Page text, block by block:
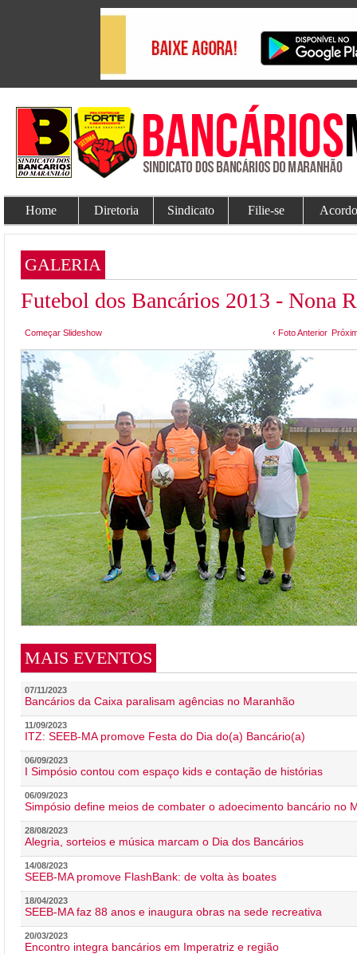
Home Diretoria Sindicato Filie-se
GALERIA
Futebol dos Bancários 2013 - Nona
Começar Slideshow ‹ Foto Anterior
MAIS EVENTOS
07/11/2023
Bancários da Caixa paralisam agências no Maranhão
11/09/2023
ITZ: SEEB-MA promove Festa do Dia do(a) Bancário(a)
06/09/2023
I Simpósio contou com espaço kids e contação de histórias
06/09/2023
Simpósio define meios de combater o adoecimento bancário no
28/08/2023
Alegria, sorteios e música marcam o Dia dos Bancários
14/08/2023
SEEB-MA promove FlashBank: de volta às boates
18/04/2023
SEEB-MA faz 88 anos e inaugura obras na sede recreativa
20/03/2023
Encontro integra bancários em Imperatriz e região